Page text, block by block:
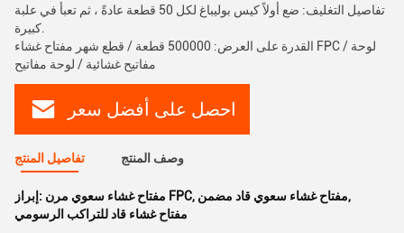
تفاصيل التغليف: ضع أولاً كيس بوليباغ لكل 50 قطعة عادةً ، ثم تعبأ في علبة
القدرة على العرض: 500000 قطعة / قطع شهر مفتاح غشاء FPC / لوحة
مفاتيح غشائية / لوحة مفاتيح
احصل على أفضل سعر
تفاصيل المنتج وصف المنتج
إبراز: مفتاح غشاء سعوي مرن FPC, مفتاح غشاء سعوي قاد مضمن,
مفتاح غشاء قاد للتراكب الرسومي